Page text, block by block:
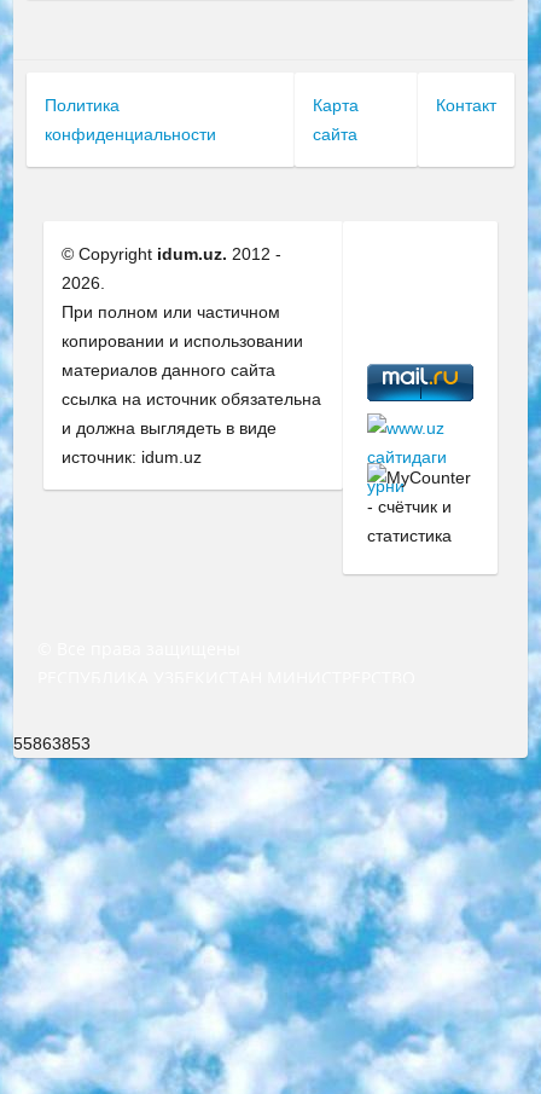
Политика
конфиденциальности
Карта
сайта
Контакт
© Copyright idum.uz. 2012 -
2026.
При полном или частичном
копировании и использовании
материалов данного сайта
ссылка на источник обязательна
и должна выглядеть в виде
источник: idum.uz
55863853